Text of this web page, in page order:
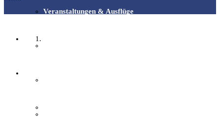
Veranstaltungen & Ausflüge